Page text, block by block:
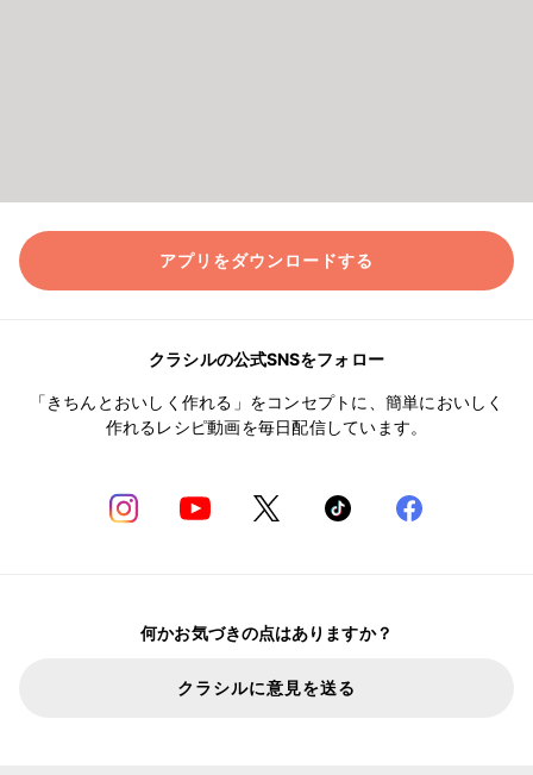
アプリをダウンロードする
クラシルの公式SNSをフォロー
「きちんとおいしく作れる」をコンセプトに、簡単においしく
作れるレシピ動画を毎日配信しています。
何かお気づきの点はありますか？
クラシルに意見を送る